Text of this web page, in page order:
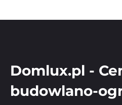
Domlux.pl -
budowlano-